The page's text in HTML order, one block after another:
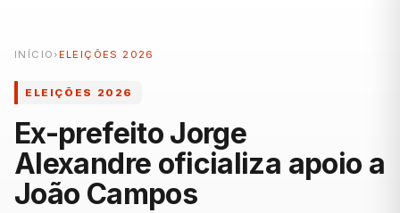
INÍCIO ›ELEIÇÕES 2026
ELEIÇÕES 2026
Ex-prefeito Jorge
Alexandre oficializa apoio a
João Campos